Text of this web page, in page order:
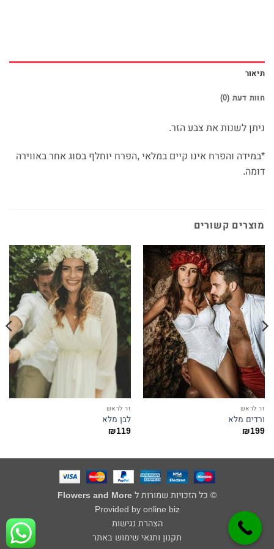
תיאור
חוות דעת (0)
ניתן לשנות את צבע הזר.
*במידה והפרח אינו קיים במלאי ,הפרח יוחלף בסוג אחר באווירה
דומה.
מוצרים קשורים
זר לראש
ורדים מלא
₪199
זר לראש
לבן מלא
₪119
© כל הזכויות שמורות ל Flowers and More
Provided by online biz
הצהרת נגישות
תקנון ותנאי שימוש באתר